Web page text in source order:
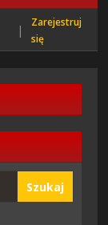
|
Zarejestruj
się
Szukaj